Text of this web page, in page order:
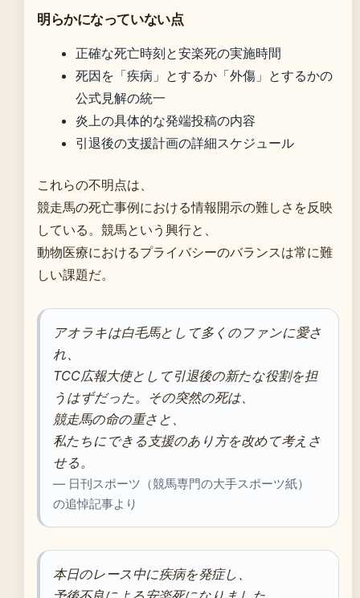
明らかになっていない点
正確な死亡時刻と安楽死の実施時間
死因を「疾病」とするか「外傷」とするかの
公式見解の統一
炎上の具体的な発端投稿の内容
引退後の支援計画の詳細スケジュール
これらの不明点は、
競走馬の死亡事例における情報開示の難しさを反映
している。競馬という興行と、
動物医療におけるプライバシーのバランスは常に難
しい課題だ。
アオラキは白毛馬として多くのファンに愛さ
れ、
TCC広報大使として引退後の新たな役割を担
うはずだった。その突然の死は、
競走馬の命の重さと、
私たちにできる支援のあり方を改めて考えさ
せる。
— 日刊スポーツ（競馬専門の大手スポーツ紙）
の追悼記事より
本日のレース中に疾病を発症し、